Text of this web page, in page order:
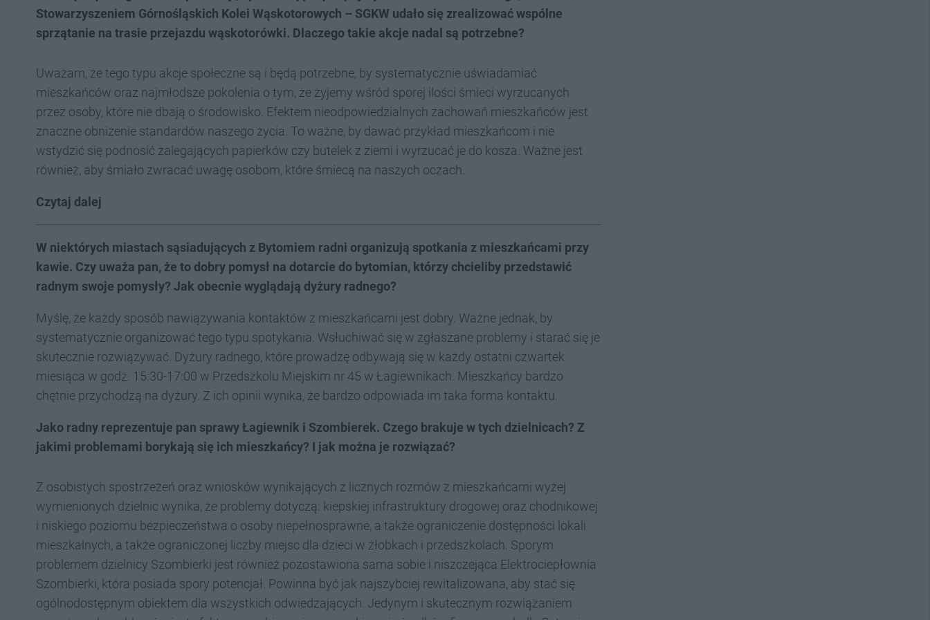
Stowarzyszeniem Górnośląskich Kolei Wąskotorowych – SGKW udało się zrealizować wspólne
sprzątanie na trasie przejazdu wąskotorówki. Dlaczego takie akcje nadal są potrzebne?
Uważam, że tego typu akcje społeczne są i będą potrzebne, by systematycznie uświadamiać
mieszkańców oraz najmłodsze pokolenia o tym, że żyjemy wśród sporej ilości śmieci wyrzucanych
przez osoby, które nie dbają o środowisko. Efektem nieodpowiedzialnych zachowań mieszkańców jest
znaczne obniżenie standardów naszego życia. To ważne, by dawać przykład mieszkańcom i nie
wstydzić się podnosić zalegających papierków czy butelek z ziemi i wyrzucać je do kosza. Ważne jest
również, aby śmiało zwracać uwagę osobom, które śmiecą na naszych oczach.
Czytaj dalej
W niektórych miastach sąsiadujących z Bytomiem radni organizują spotkania z mieszkańcami przy
kawie. Czy uważa pan, że to dobry pomysł na dotarcie do bytomian, którzy chcieliby przedstawić
radnym swoje pomysły? Jak obecnie wyglądają dyżury radnego?
Myślę, że każdy sposób nawiązywania kontaktów z mieszkańcami jest dobry. Ważne jednak, by
systematycznie organizować tego typu spotykania. Wsłuchiwać się w zgłaszane problemy i starać się je
skutecznie rozwiązywać. Dyżury radnego, które prowadzę odbywają się w każdy ostatni czwartek
miesiąca w godz. 15:30-17:00 w Przedszkolu Miejskim nr 45 w Łagiewnikach. Mieszkańcy bardzo
chętnie przychodzą na dyżury. Z ich opinii wynika, że bardzo odpowiada im taka forma kontaktu.
Jako radny reprezentuje pan sprawy Łagiewnik i Szombierek. Czego brakuje w tych dzielnicach? Z
jakimi problemami borykają się ich mieszkańcy? I jak można je rozwiązać?
Z osobistych spostrzeżeń oraz wniosków wynikających z licznych rozmów z mieszkańcami wyżej
wymienionych dzielnic wynika, że problemy dotyczą: kiepskiej infrastruktury drogowej oraz chodnikowej
i niskiego poziomu bezpieczeństwa o osoby niepełnosprawne, a także ograniczenie dostępności lokali
mieszkalnych, a także ograniczonej liczby miejsc dla dzieci w żłobkach i przedszkolach. Sporym
problemem dzielnicy Szombierki jest również pozostawiona sama sobie i niszczejąca Elektrociepłownia
Szombierki, która posiada spory potencjał. Powinna być jak najszybciej rewitalizowana, aby stać się
ogólnodostępnym obiektem dla wszystkich odwiedzających. Jedynym i skutecznym rozwiązaniem